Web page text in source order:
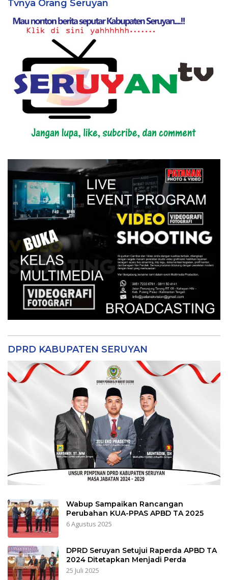
Tvnya Orang Seruyan
DPRD KABUPATEN SERUYAN
Wabup Sampaikan Rancangan
Perubahan KUA-PPAS APBD TA 2025
6 Agustus 2025
DPRD Seruyan Setujui Raperda APBD TA
2024 Ditetapkan Menjadi Perda
25 Juli 2025